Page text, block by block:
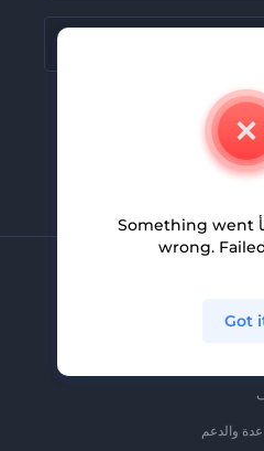
في أي وقت.
والدعم
يوجد شيء ما خطأ Something went
wrong.
Got